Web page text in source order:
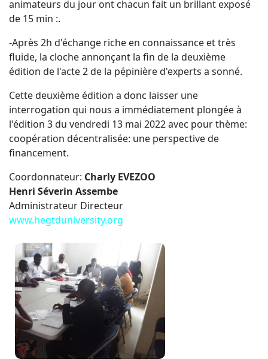
animateurs du jour ont chacun fait un brillant exposé
de 15 min :.
-Après 2h d'échange riche en connaissance et très
fluide, la cloche annonçant la fin de la deuxième
édition de l'acte 2 de la pépinière d'experts a sonné.
Cette deuxième édition a donc laisser une
interrogation qui nous a immédiatement plongée à
l'édition 3 du vendredi 13 mai 2022 avec pour thème:
coopération décentralisée: une perspective de
financement.
Coordonnateur: Charly EVEZOO
Henri Séverin Assembe
Administrateur Directeur
www.hegtduniversity.org